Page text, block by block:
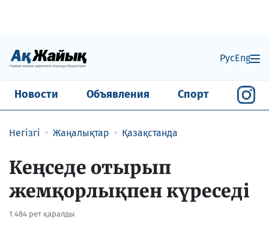
РусEng
Новости Объявления Спорт
Негізгі Жаңалықтар Қазақстанда
Кеңседе отырып
жемқорлықпен күреседі
1 484 рет қаралды